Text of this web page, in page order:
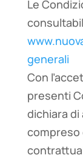
Le
generali
Con
presenti
dichiara di